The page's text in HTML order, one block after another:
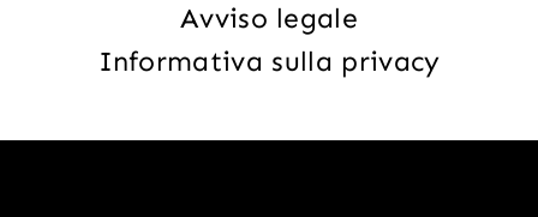
Avviso legale
Informativa sulla privacy